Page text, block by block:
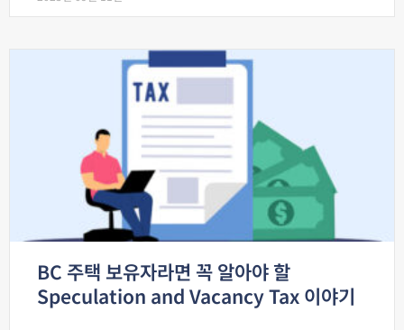
BC 주택 보유자라면 꼭 알아야 할
Speculation and Vacancy Tax 이야기